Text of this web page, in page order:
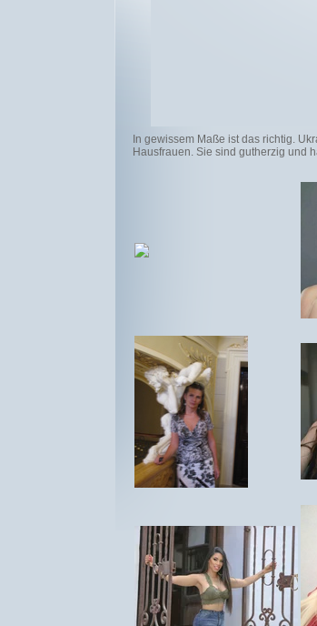
In gewissem Maße ist das richtig.
Hausfrauen. Sie sind gutherzig und